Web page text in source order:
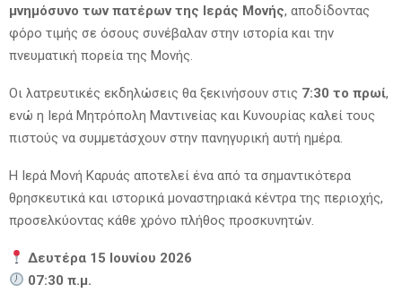
μνημόσυνο των πατέρων της Ιεράς Μονής, αποδίδοντας
φόρο τιμής σε όσους συνέβαλαν στην ιστορία και την
πνευματική πορεία της Μονής.
Οι λατρευτικές εκδηλώσεις θα ξεκινήσουν στις 7:30 το πρωί,
ενώ η Ιερά Μητρόπολη Μαντινείας και Κυνουρίας καλεί τους
πιστούς να συμμετάσχουν στην πανηγυρική αυτή ημέρα.
Η Ιερά Μονή Καρυάς αποτελεί ένα από τα σημαντικότερα
θρησκευτικά και ιστορικά μοναστηριακά κέντρα της περιοχής,
προσελκύοντας κάθε χρόνο πλήθος προσκυνητών.
Δευτέρα 15 Ιουνίου 2026
07:30 π.μ.